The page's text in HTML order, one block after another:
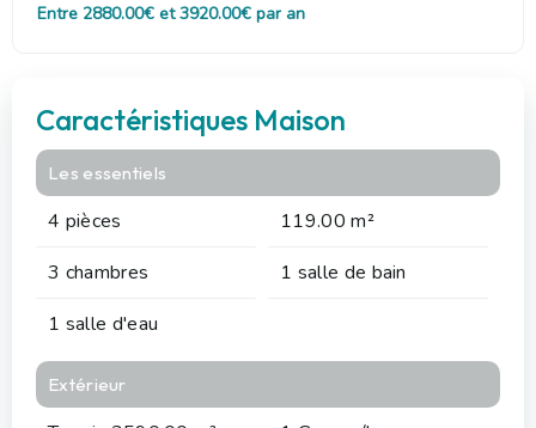
Entre 2880.00€ et 3920.00€ par an
Caractéristiques Maison
Les essentiels
4 pièces
119.00 m²
3 chambres
1 salle de bain
1 salle d'eau
Extérieur